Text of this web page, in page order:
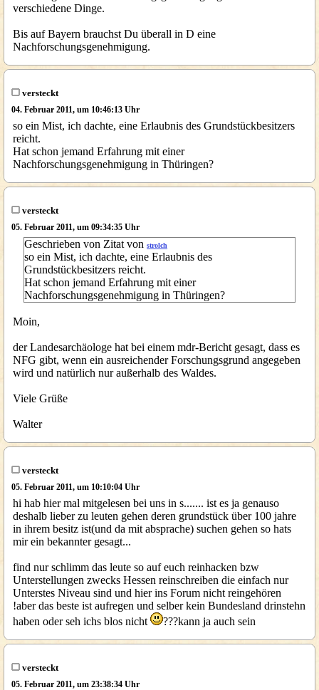
verschiedene Dinge.
Bis auf Bayern brauchst Du überall in D eine
Nachforschungsgenehmigung.
versteckt
04. Februar 2011, um 10:46:13 Uhr
so ein Mist, ich dachte, eine Erlaubnis des Grundstückbesitzers
reicht.
Hat schon jemand Erfahrung mit einer
Nachforschungsgenehmigung in Thüringen?
versteckt
05. Februar 2011, um 09:34:35 Uhr
Geschrieben von Zitat von strolch
so ein Mist, ich dachte, eine Erlaubnis des
Grundstückbesitzers reicht.
Hat schon jemand Erfahrung mit einer
Nachforschungsgenehmigung in Thüringen?
Moin,
der Landesarchäologe hat bei einem mdr-Bericht gesagt, dass es
NFG gibt, wenn ein ausreichender Forschungsgrund angegeben
wird und natürlich nur außerhalb des Waldes.
Viele Grüße
Walter
versteckt
05. Februar 2011, um 10:10:04 Uhr
hi hab hier mal mitgelesen bei uns in s....... ist es ja genauso
deshalb lieber zu leuten gehen deren grundstück über 100 jahre
in ihrem besitz ist(und da mit absprache) suchen gehen so hats
mir ein bekannter gesagt...
find nur schlimm das leute so auf euch reinhacken bzw
Unterstellungen zwecks Hessen reinschreiben die einfach nur
Unterstes Niveau sind und hier ins Forum nicht reingehören
!aber das beste ist aufregen und selber kein Bundesland drinstehn
haben oder seh ichs blos nicht
???kann ja auch sein
versteckt
05. Februar 2011, um 23:38:34 Uhr